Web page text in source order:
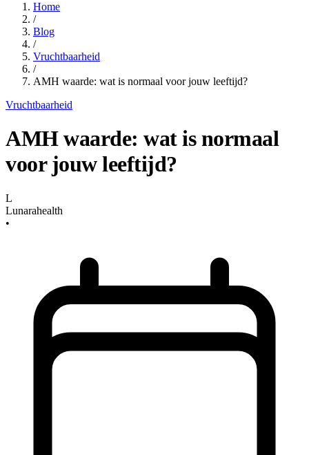
Home
/
Blog
/
Vruchtbaarheid
/
AMH waarde: wat is normaal voor jouw leeftijd?
Vruchtbaarheid
AMH waarde: wat is normaal
voor jouw leeftijd?
L
Lunarahealth
•